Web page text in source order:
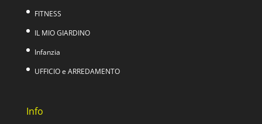
FITNESS
IL MIO GIARDINO
Infanzia
UFFICIO e ARREDAMENTO
Info